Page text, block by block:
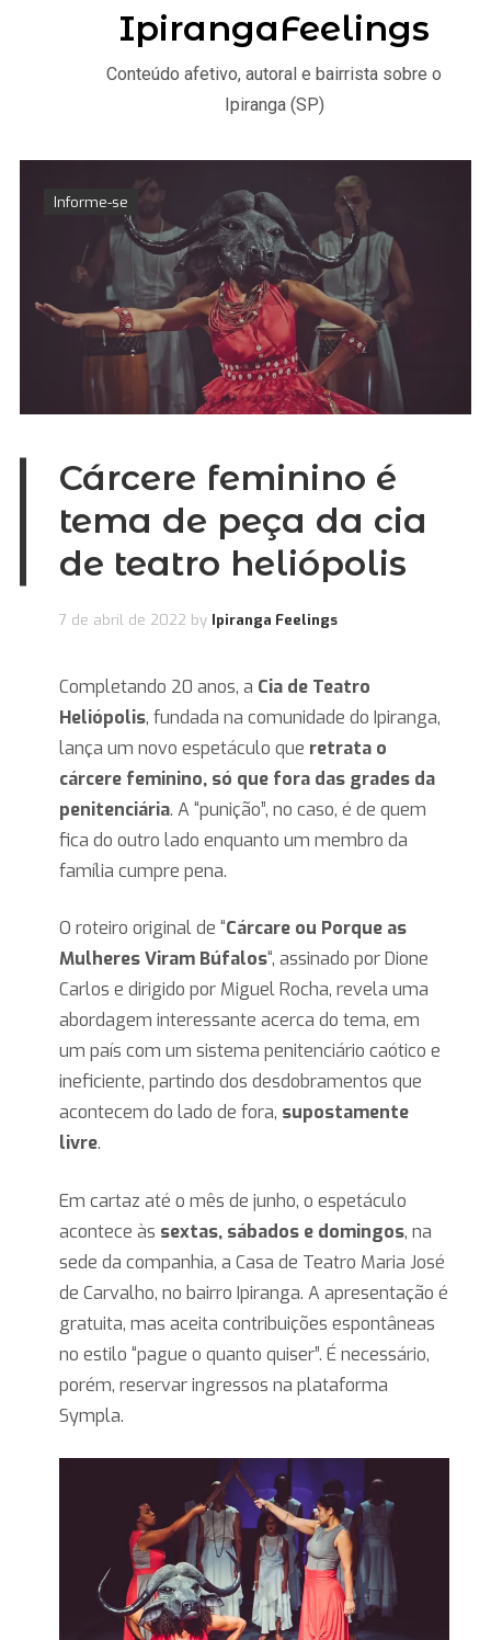
Informe-se
Cárcere feminino é
tema de peça da cia
de teatro heliópolis
7 de abril de 2022 by Ipiranga Feelings
Completando 20 anos, a Cia de Teatro
Heliópolis, fundada na comunidade do Ipiranga,
lança um novo espetáculo que retrata o
cárcere feminino, só que fora das grades da
penitenciária. A “punição”, no caso, é de quem
fica do outro lado enquanto um membro da
família cumpre pena.
O roteiro original de “Cárcare ou Porque as
Mulheres Viram Búfalos“, assinado por Dione
Carlos e dirigido por Miguel Rocha, revela uma
abordagem interessante acerca do tema, em
um país com um sistema penitenciário caótico e
ineficiente, partindo dos desdobramentos que
acontecem do lado de fora, supostamente
livre.
Em cartaz até o mês de junho, o espetáculo
acontece às sextas, sábados e domingos, na
sede da companhia, a Casa de Teatro Maria José
de Carvalho, no bairro Ipiranga. A apresentação é
gratuita, mas aceita contribuições espontâneas
no estilo “pague o quanto quiser”. É necessário,
porém, reservar ingressos na plataforma
Sympla.
IpirangaFeelings
Conteúdo afetivo, autoral e bairrista sobre o
Ipiranga (SP)